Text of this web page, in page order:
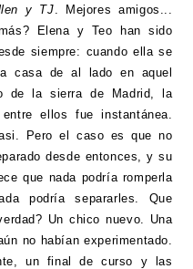
y TJ. Mejores amigos...
Elena y Teo han sido
siempre: cuando ella se
casa de al lado en aquel
de la sierra de Madrid, la
entre ellos fue instantánea.
Pero el caso es que no
desde entonces, y su
que nada podría romperla
podría separarles. Que
Un chico nuevo. Una
no habían experimentado.
un final de curso y las